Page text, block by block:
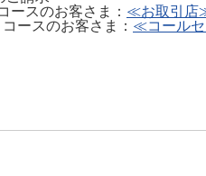
ースのお客さま： ≪お取引店
ースのお客さま： ≪コール